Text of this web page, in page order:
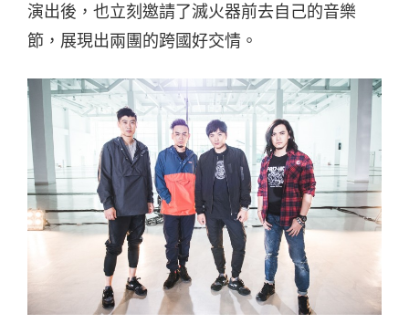
演出後，也立刻邀請了滅火器前去自己的音樂
節，展現出兩團的跨國好交情。